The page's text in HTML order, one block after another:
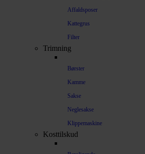
Affaldsposer
Kattegrus
Filter
Trimning
Børster
Kamme
Sakse
Neglesakse
Klippemaskine
Kosttilskud